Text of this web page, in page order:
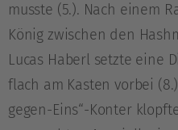
musste (5.). Nach einem
König zwischen den
Lucas Haberl setzte eine
flach am Kasten vorbei
gegen-Eins“-Konter